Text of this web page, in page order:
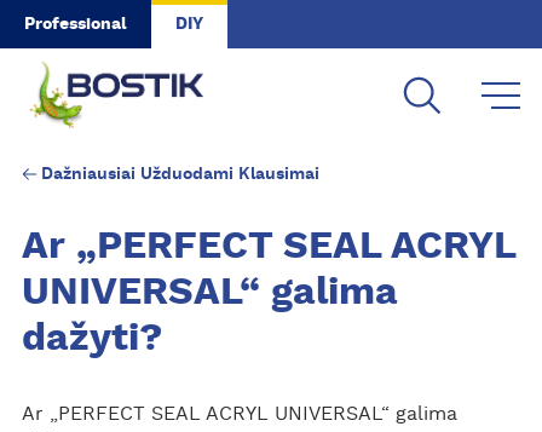
Skip to main content
Professional DIY
Dažniausiai Užduodami Klausimai
Ar „PERFECT SEAL ACRYL
UNIVERSAL“ galima
dažyti?
Ar „PERFECT SEAL ACRYL UNIVERSAL“ galima